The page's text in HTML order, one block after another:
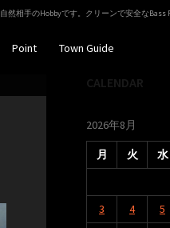
自然相手のHobbyです。クリーンで安全なBass
Point Town Guide
CALENDAR
2026年8月
月 火 水
3
4 5